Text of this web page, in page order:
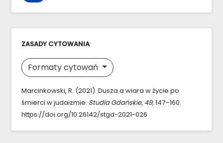
ZASADY CYTOWANIA
Formaty cytowań
Marcinkowski, R. (2021). Dusza a wiara w życie po
śmierci w judaizmie. Studia Gdańskie, 49, 147–160.
https://doi.org/10.26142/stgd-2021-026